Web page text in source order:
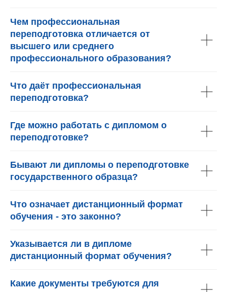
Чем профессиональная
переподготовка отличается от
высшего или среднего
профессионального образования?
Что даёт профессиональная
переподготовка?
Где можно работать с дипломом о
переподготовке?
Бывают ли дипломы о переподготовке
государственного образца?
Что означает дистанционный формат
обучения - это законно?
Указывается ли в дипломе
дистанционный формат обучения?
Какие документы требуются для